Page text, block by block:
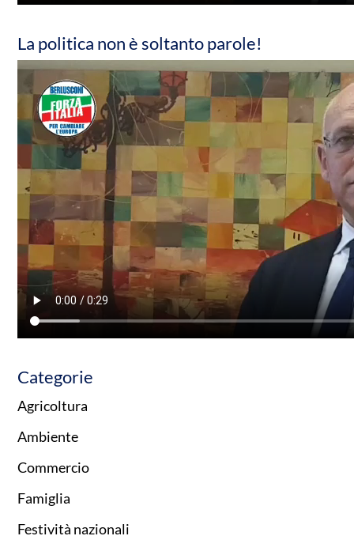
La politica non è soltanto parole!
Categorie
Agricoltura
Ambiente
Commercio
Famiglia
Festività nazionali